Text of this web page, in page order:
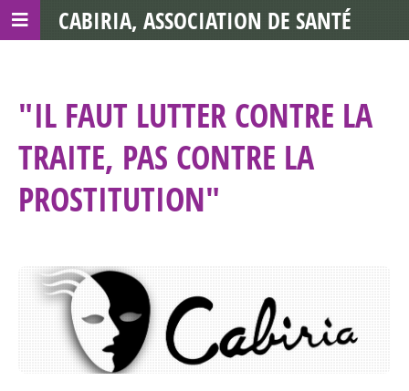
"IL FAUT LUTTER CONTRE LA
TRAITE, PAS CONTRE LA
PROSTITUTION"
CABIRIA, ASSOCIATION DE SANTÉ